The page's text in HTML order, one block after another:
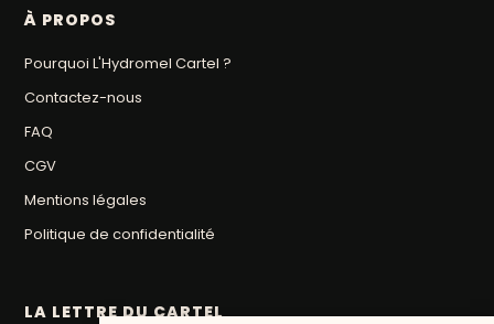
À PROPOS
Pourquoi L'Hydromel Cartel ?
Contactez-nous
FAQ
CGV
Mentions légales
Politique de confidentialité
LA LETTRE DU CARTEL